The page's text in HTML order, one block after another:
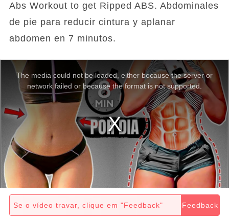
The media could not be loaded, either because the server or
network failed or because the format is not supported.
Abs Workout to get Ripped ABS. Abdominales
de pie para reducir cintura y aplanar
abdomen en 7 minutos.
Se o vídeo travar, clique em "Feedback" Feedback